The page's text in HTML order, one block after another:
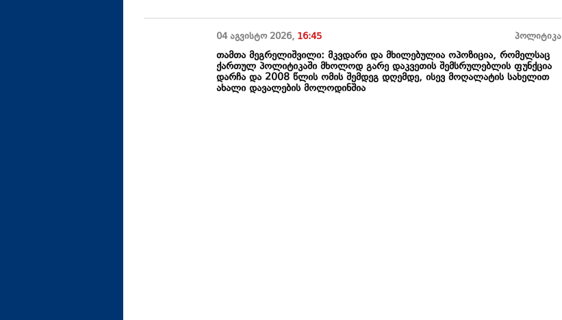
04 აგვისტო 2026, 16:45 პოლიტიკა
თამთა მეგრელიშვილი: მკვდარი და მხილებულია ოპოზიცია, რომელსაც
ქართულ პოლიტიკაში მხოლოდ გარე დაკვეთის შემსრულებლის ფუნქცია
დარჩა და 2008 წლის ომის შემდეგ დღემდე, ისევ მოღალატის სახელით
ახალი დავალების მოლოდინშია